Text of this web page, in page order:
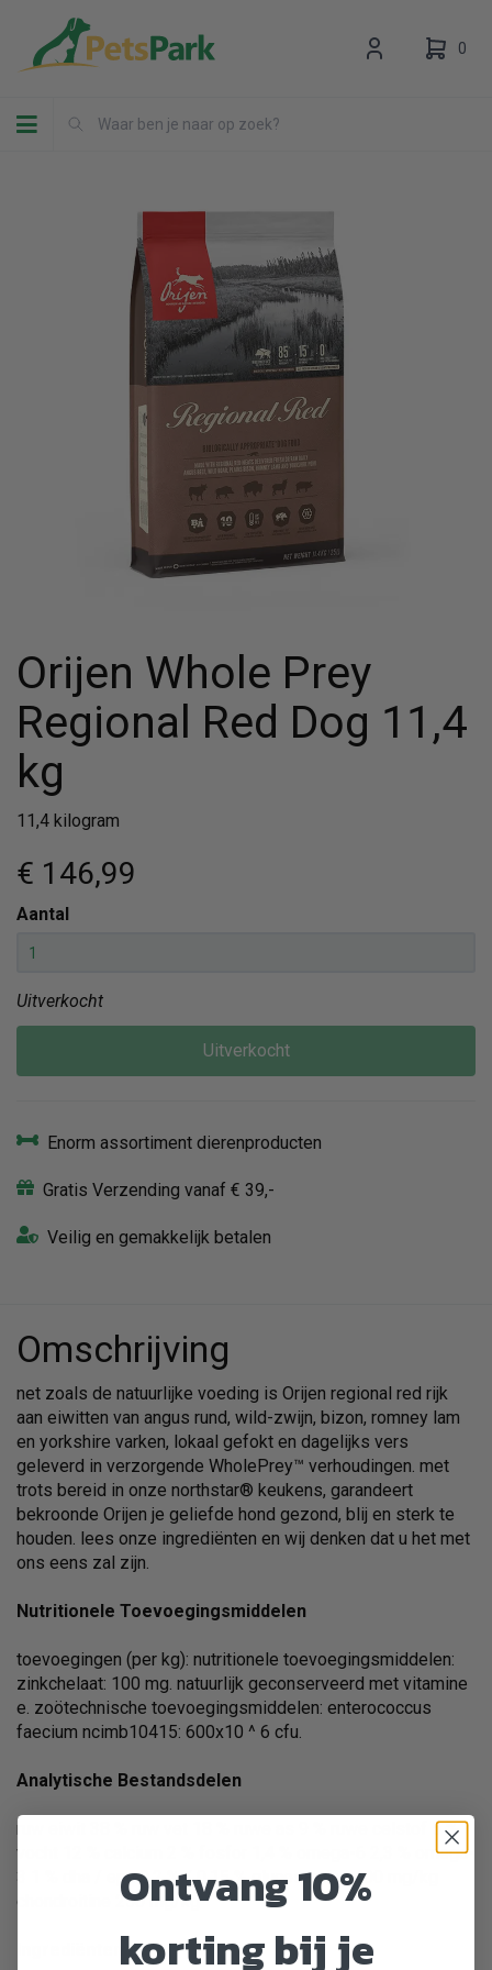
Toggle navigation
0
Uw winkelwagen is leeg.
Vul hem met producten.
Orijen Whole Prey
Regional Red Dog 11,4
kg
11,4 kilogram
€ 146,99
Aantal
Uitverkocht
Uitverkocht
Enorm assortiment dierenproducten
Gratis Verzending vanaf € 39,-
Veilig en gemakkelijk betalen
Omschrijving
net zoals de natuurlijke voeding is Orijen regional red rijk
aan eiwitten van angus rund, wild-zwijn, bizon, romney lam
en yorkshire varken, lokaal gefokt en dagelijks vers
geleverd in verzorgende WholePrey™ verhoudingen. met
trots bereid in onze northstar® keukens, garandeert
bekroonde Orijen je geliefde hond gezond, blij en sterk te
houden. lees onze ingrediënten en wij denken dat u het met
ons eens zal zijn.
Nutritionele Toevoegingsmiddelen
toevoegingen (per kg): nutritionele toevoegingsmiddelen:
zinkchelaat: 100 mg. natuurlijk geconserveerd met vitamine
e. zoötechnische toevoegingsmiddelen: enterococcus
faecium ncimb10415: 600x10 ^ 6 cfu.
Analytische Bestandsdelen
ruw eiwit 38 % ruw vet 18 % ruwe as 9 % ruwe celstof 5 %
vocht 12 % calcium 2 % fosfor 1,4 % omega-6 2,3 % omega-
3 1 % dha / epa 0,2 % / 0,15 % glucosamine 400 mg/kg
chondroitine 250 mg/kgOntvang 10%
korting bij je